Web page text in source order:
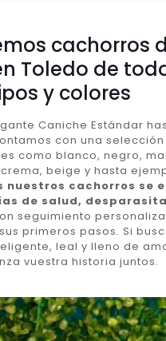
cachorros
Toledo de
y colores
Caniche Estándar
con una
como blanco, negro,
beige y hasta
nuestros cachorros se
de salud,
seguimiento
primeros pasos. Si
leal y lleno de
vuestra historia juntos.